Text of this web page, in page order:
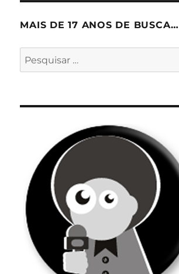
MAIS DE 17 ANOS DE BUSCA…
Pesquisar
por: